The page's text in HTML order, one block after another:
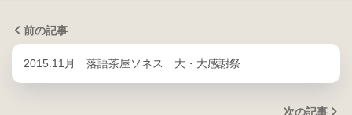
前の記事
2015.11月 落語茶屋ソネス 大・大感謝祭
次の記事